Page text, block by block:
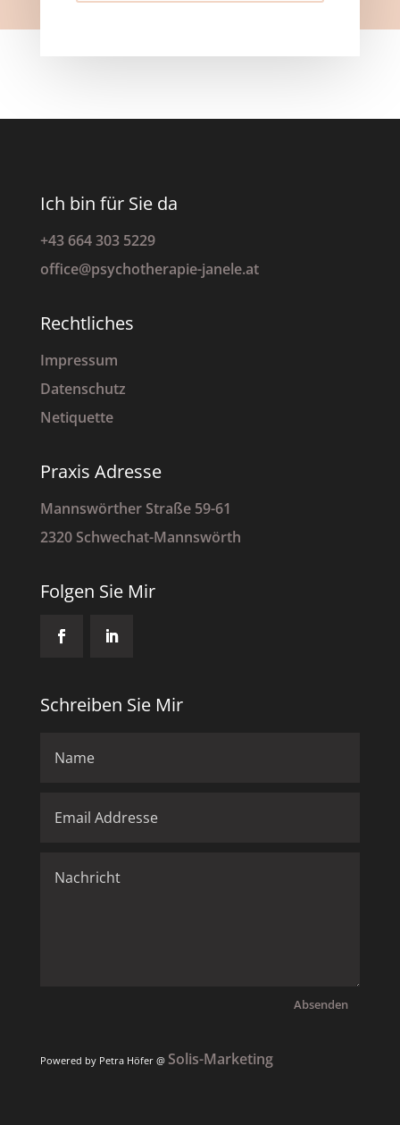
Ich bin für Sie da
+43 664 303 5229
office@psychotherapie-janele.at
Rechtliches
Impressum
Datenschutz
Netiquette
Praxis Adresse
Mannswörther Straße 59-61
2320 Schwechat-Mannswörth
Folgen Sie Mir
Schreiben Sie Mir
Absenden
Powered by Petra Höfer @ Solis-Marketing